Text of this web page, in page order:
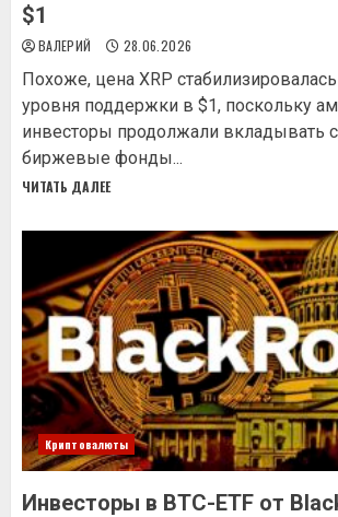
$1
ВАЛЕРИЙ 28.06.2026
Похоже, цена XRP
уровня поддержки в $1, поскольку
инвесторы продолжали вкладывать
биржевые фонды...
ЧИТАТЬ ДАЛЕЕ
Криптовалюты
Инвесторы в BTC-ETF от